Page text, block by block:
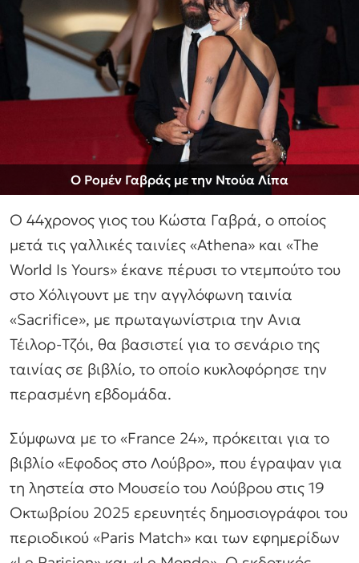
Ο Ρομέν Γαβράς με την Ντούα Λίπα
Ο 44χρονος γιος του Κώστα Γαβρά, ο οποίος
μετά τις γαλλικές ταινίες «Athena» και «The
World Ιs Yours» έκανε πέρυσι το ντεμπούτο του
στο Χόλιγουντ με την αγγλόφωνη ταινία
«Sacrifice», με πρωταγωνίστρια την Ανια
Τέιλορ-Τζόι, θα βασιστεί για το σενάριο της
ταινίας σε βιβλίο, το οποίο κυκλοφόρησε την
περασμένη εβδομάδα.
Σύμφωνα με το «France 24», πρόκειται για το
βιβλίο «Εφοδος στο Λούβρο», που έγραψαν για
τη ληστεία στο Μουσείο του Λούβρου στις 19
Οκτωβρίου 2025 ερευνητές δημοσιογράφοι του
περιοδικού «Paris Match» και των εφημερίδων